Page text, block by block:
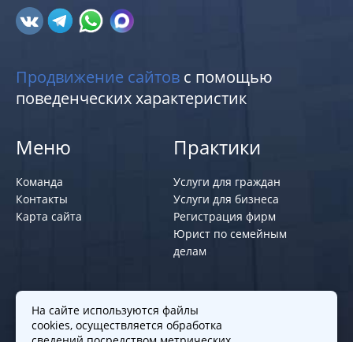
Продвижение сайтов с помощью
поведенческих характеристик
Меню
Команда
Контакты
Карта сайта
Практики
Услуги для граждан
Услуги для бизнеса
Регистрация фирм
Юрист по семейным
делам
Политики и правила
Политика обработки персональных
На сайте используются файлы
cookies, осуществляется обработка